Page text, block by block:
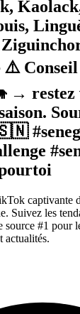
→ restez
captivante
Suivez les
#1 pour
actualités.